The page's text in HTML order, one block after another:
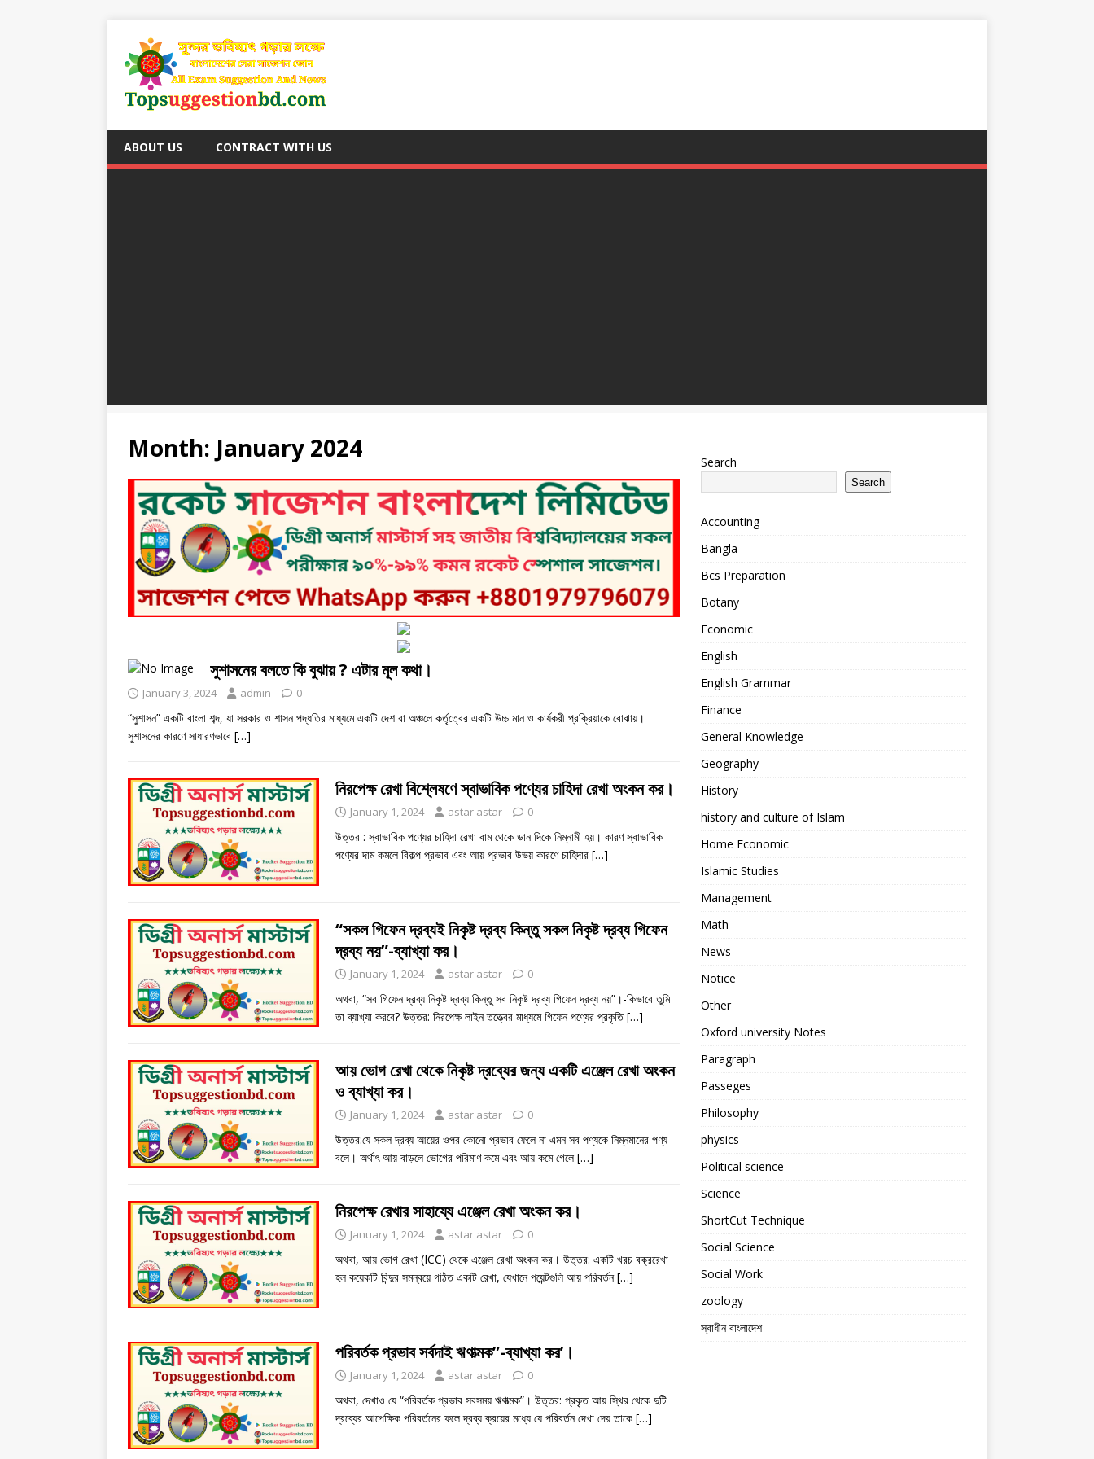
ABOUT US CONTRACT WITH US
Month: January 2024
সুশাসনের বলতে কি বুঝায় ? এটার মূল কথা।
January 3, 2024 admin 0
“সুশাসন” একটি বাংলা শব্দ, যা সরকার ও শাসন পদ্ধতির মাধ্যমে একটি দেশ বা অঞ্চলে কর্তৃত্বের একটি উচ্চ মান ও কার্যকরী প্রক্রিয়াকে বোঝায়।
সুশাসনের কারণে সাধারণভাবে […]
নিরপেক্ষ রেখা বিশ্লেষণে স্বাভাবিক পণ্যের চাহিদা রেখা অংকন কর।
January 1, 2024 astar astar 0
উত্তর : স্বাভাবিক পণ্যের চাহিদা রেখা বাম থেকে ডান দিকে নিম্নামী হয়। কারণ স্বাভাবিক
পণ্যের দাম কমলে বিকল্প প্রভাব এবং আয় প্রভাব উভয় কারণে চাহিদার […]
“সকল গিফেন দ্রব্যই নিকৃষ্ট দ্রব্য কিন্তু সকল নিকৃষ্ট দ্রব্য গিফেন
দ্রব্য নয়”-ব্যাখ্যা কর।
January 1, 2024 astar astar 0
অথবা, “সব গিফেন দ্রব্য নিকৃষ্ট দ্রব্য কিন্তু সব নিকৃষ্ট দ্রব্য গিফেন দ্রব্য নয়”।-কিভাবে তুমি
তা ব্যাখ্যা করবে? উত্তর: নিরপেক্ষ লাইন তত্ত্বের মাধ্যমে গিফেন পণ্যের প্রকৃতি[…]
আয় ভোগ রেখা থেকে নিকৃষ্ট দ্রব্যের জন্য একটি এঞ্জেল রেখা অংকন
ও ব্যাখ্যা কর।
January 1, 2024 astar astar 0
উত্তর:যে সকল দ্রব্য আয়ের ওপর কোনো প্রভাব ফেলে না এমন সব পণ্যকে নিম্নমানের পণ্য
বলে। অর্থাৎ আয় বাড়লে ভোগের পরিমাণ কমে এবং আয় কমে গেলে […]
নিরপেক্ষ রেখার সাহায্যে এঞ্জেল রেখা অংকন কর।
January 1, 2024 astar astar 0
অথবা, আয় ভোগ রেখা (ICC) থেকে এঞ্জেল রেখা অংকন কর। উত্তর: একটি খরচ বক্ররেখা
হল কয়েকটি বিন্দুর সমন্বয়ে গঠিত একটি রেখা, যেখানে পয়েন্টগুলি আয় পরিবর্তন[…]
পরিবর্তক প্রভাব সর্বদাই ঋণাত্মক”-ব্যাখ্যা কর’।
January 1, 2024 astar astar 0
অথবা, দেখাও যে “পরিবর্তক প্রভাব সবসময় ঋণাত্মক”। উত্তর: প্রকৃত আয় স্থির থেকে দুটি
দ্রব্যের আপেক্ষিক পরিবর্তনের ফলে দ্রব্য ক্রয়ের মধ্যে যে পরিবর্তন দেখা দেয় তাকে […]
Search
Search
Accounting
Bangla
Bcs Preparation
Botany
Economic
English
English Grammar
Finance
General Knowledge
Geography
History
history and culture of Islam
Home Economic
Islamic Studies
Management
Math
News
Notice
Other
Oxford university Notes
Paragraph
Passeges
Philosophy
physics
Political science
Science
ShortCut Technique
Social Science
Social Work
zoology
স্বাধীন বাংলাদেশ